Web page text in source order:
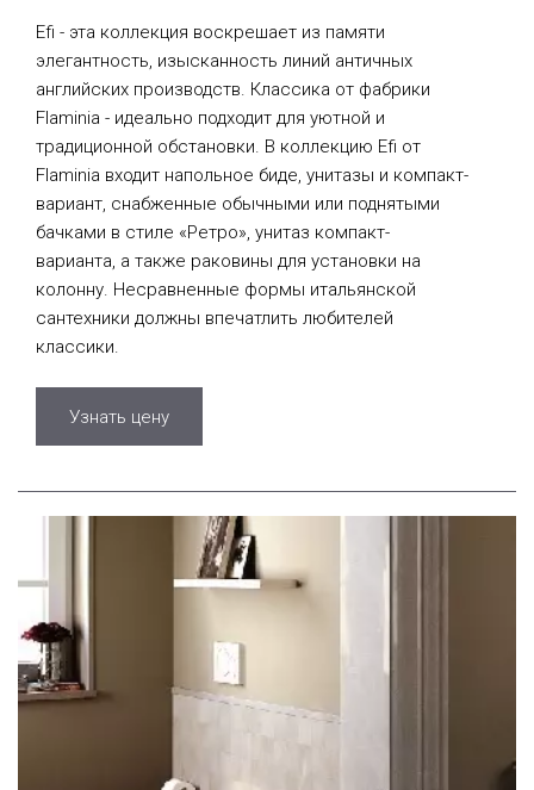
Efi - эта коллекция воскрешает из памяти
элегантность, изысканность линий античных
английских производств. Классика от фабрики
Flaminia - идеально подходит для уютной и
традиционной обстановки. В коллекцию Efi от
Flaminia входит напольное биде, унитазы и компакт-
вариант, снабженные обычными или поднятыми
бачками в стиле «Ретро», унитаз компакт-
варианта, а также раковины для установки на
колонну. Несравненные формы итальянской
сантехники должны впечатлить любителей
классики.
Узнать цену